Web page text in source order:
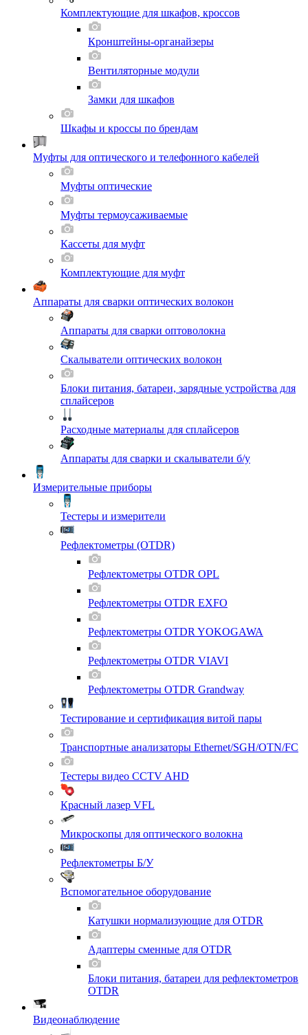
Комплектующие для шкафов, кроссов
Кронштейны-органайзеры
Вентиляторные модули
Замки для шкафов
Шкафы и кроссы по брендам
Муфты для оптического и телефонного кабелей
Муфты оптические
Муфты термоусаживаемые
Кассеты для муфт
Комплектующие для муфт
Аппараты для сварки оптических волокон
Аппараты для сварки оптоволокна
Скалыватели оптических волокон
Блоки питания, батареи, зарядные устройства для
сплайсеров
Расходные материалы для сплайсеров
Аппараты для сварки и скалыватели б/у
Измерительные приборы
Тестеры и измерители
Рефлектометры (OTDR)
Рефлектометры OTDR OPL
Рефлектометры OTDR EXFO
Рефлектометры OTDR YOKOGAWA
Рефлектометры OTDR VIAVI
Рефлектометры OTDR Grandway
Тестирование и сертификация витой пары
Транспортные анализаторы Ethernet/SGH/OTN/FC
Тестеры видео CCTV AHD
Красный лазер VFL
Микроскопы для оптического волокна
Рефлектометры Б/У
Вспомогательное оборудование
Катушки нормализующие для OTDR
Адаптеры сменные для OTDR
Блоки питания, батареи для рефлектометров
OTDR
Видеонаблюдение